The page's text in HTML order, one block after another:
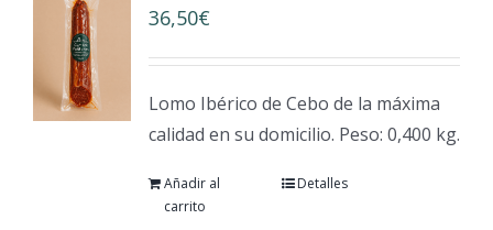
36,50€
Lomo Ibérico de Cebo de la máxima
calidad en su domicilio. Peso: 0,400 kg.
Añadir al
carrito
Detalles